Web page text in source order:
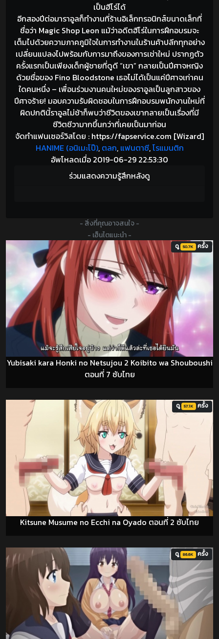
เป็นฮีโร่ได้
อีกสองปีต่อมาราอูลก็ทำงานที่ร้านอิเล็กทรอนิกส์ขนาดเล็กที่
ชื่อว่า Magic Shop Leon แม้ว่าอดีตฮีโร่ในการฝึกอบรมจะ
เต็มไปด้วยความภาคภูมิใจในการทำงานในร้านค้าปลีกทุกอย่าง
เปลี่ยนแปลงไปพร้อมกับการมาถึงของการเช่าใหม่ ปรากฏตัว
ครั้งแรกเป็นเพียงเด็กผู้ชายที่ดูดี “เขา” กลายเป็นปีศาจหญิง
ด้วยชื่อของ Fino Bloodstone เธอไม่ได้เป็นแค่ปีศาจเก่าคน
ใดคนหนึ่ง – เพื่อนร่วมงานคนใหม่ของราอูลเป็นลูกสาวของ
ปีศาจร้าย! มอบความรับผิดชอบในการฝึกอบรมพนักงานใหม่ที่
ผิดปกตินี้ราอูลไม่ช้าก็พบว่าชีวิตของเขากลายเป็นเรื่องที่มี
ชีวิตชีวามากขึ้นกว่าที่เคยเป็นมาก่อน
จัดทำแฟนเซอร์วิสโดย : https://fapservice.com [Wizard]
HANIME (อนิเมะโป๊), ตลก, แฟนตาซี,โรแมนติก
อัพโหลดเมื่อ 2019-06-29 22:53:30
ร่วมแสดงความรู้สึกหลังดู
- สิ่งที่คุณอาจสนใจ -
- เฮ็นไตแนะนำ -
Yubisaki kara Honki no Netsujou 2 Koibito wa Shouboushi
ตอนที่ 7 ซับไทย
ดู 50.7K ครั้ง
Kitsune Musume no Ecchi na Oyado ตอนที่ 2 ซับไทย
ดู 57.1K ครั้ง
ดู 86.6K ครั้ง